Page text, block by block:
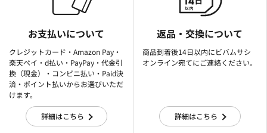
お支払いについて
クレジットカード・Amazon Pay・
楽天ぺイ・d払い・PayPay・代金引
換（現金）・コンビニ払い・Paid決
済・ポイント払いからお選びいただ
けます。
詳細はこちら
返品・交換について
商品到着後14日以内にビバムサシ
オンライン宛てにご連絡ください。
詳細はこちら